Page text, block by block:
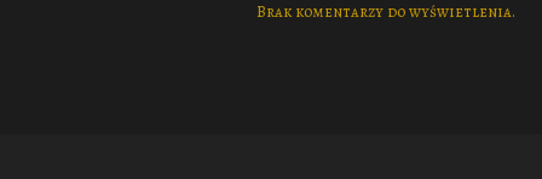
Brak komentarzy do wyświetlenia.